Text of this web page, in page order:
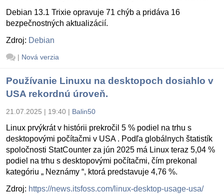
Debian 13.1 Trixie opravuje 71 chýb a pridáva 16
bezpečnostných aktualizácií.
Zdroj: Debian
| Nová verzia
Používanie Linuxu na desktopoch dosiahlo v
USA rekordnú úroveň.
21.07.2025 | 19:40 | Balin50
Linux prvýkrát v histórii prekročil 5 % podiel na trhu s
desktopovými počítačmi v USA . Podľa globálnych štatistík
spoločnosti StatCounter za jún 2025 má Linux teraz 5,04 %
podiel na trhu s desktopovými počítačmi, čím prekonal
kategóriu „ Neznámy “, ktorá predstavuje 4,76 %.
Zdroj: https://news.itsfoss.com/linux-desktop-usage-usa/